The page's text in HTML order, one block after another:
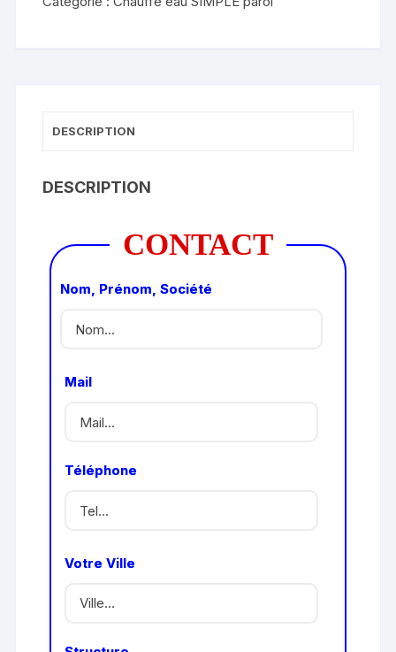
DESCRIPTION
DESCRIPTION
CONTACT
Nom, Prénom, Société
Mail
Téléphone
Votre Ville